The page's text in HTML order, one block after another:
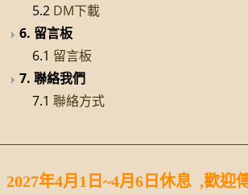
5.2 DM下載
6. 留言板
6.1 留言板
7. 聯絡我們
7.1 聯絡方式
2027年4月1日~4月6日休息 ,歡迎